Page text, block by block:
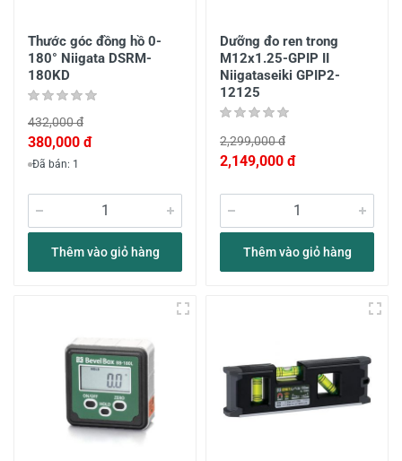
Thước góc đồng hồ 0-
180° Niigata DSRM-
180KD
432,000 đ
380,000 đ
Đã bán: 1
Thêm vào giỏ hàng
Dưỡng đo ren trong
M12x1.25-GPIP II
Niigataseiki GPIP2-
12125
2,299,000 đ
2,149,000 đ
Thêm vào giỏ hàng